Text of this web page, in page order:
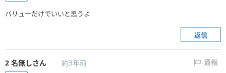
バリューだけでいいと思うよ
返信
2 名無しさん 約3年前 通報